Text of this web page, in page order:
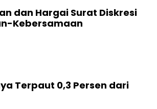
dan Hargai Surat Diskresi
Kebersamaan
Terpaut 0,3 Persen dari